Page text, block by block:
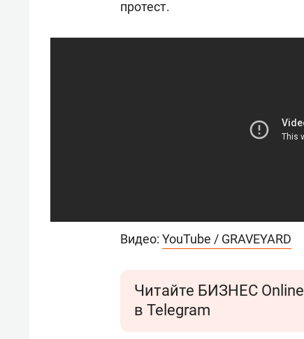
протест.
Видео: YouTube / GRAVEYARD
Читайте БИЗНЕС Online
в Telegram